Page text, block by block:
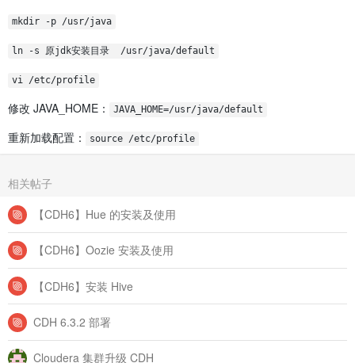
mkdir -p /usr/java
ln -s 原jdk安装目录  /usr/java/default
vi /etc/profile
修改 JAVA_HOME： JAVA_HOME=/usr/java/default
重新加载配置： source /etc/profile
相关帖子
【CDH6】Hue 的安装及使用
【CDH6】Oozie 安装及使用
【CDH6】安装 Hive
CDH 6.3.2 部署
Cloudera 集群升级 CDH